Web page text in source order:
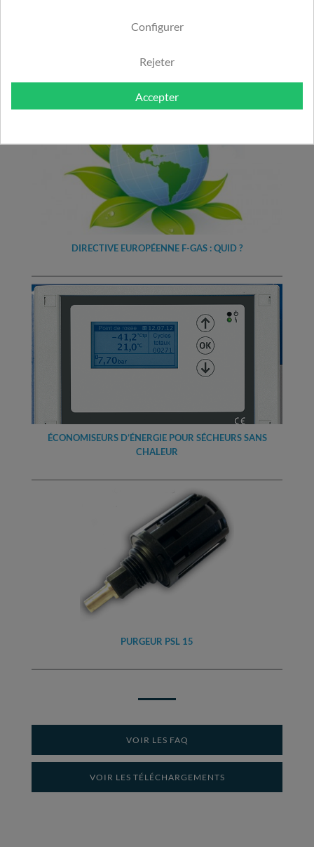
Pour en savoir plus
DIRECTIVE EUROPÉENNE F-GAS : QUID ?
ÉCONOMISEURS D’ÉNERGIE POUR SÉCHEURS SANS
CHALEUR
PURGEUR PSL 15
VOIR LES FAQ
VOIR LES TÉLÉCHARGEMENTS
Configurer
Rejeter
Accepter